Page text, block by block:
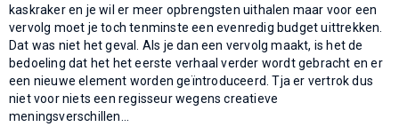
kaskraker en je wil er meer opbrengsten uithalen maar voor een
vervolg moet je toch tenminste een evenredig budget uittrekken.
Dat was niet het geval. Als je dan een vervolg maakt, is het de
bedoeling dat het het eerste verhaal verder wordt gebracht en er
een nieuwe element worden geïntroduceerd. Tja er vertrok dus
niet voor niets een regisseur wegens creatieve
meningsverschillen...